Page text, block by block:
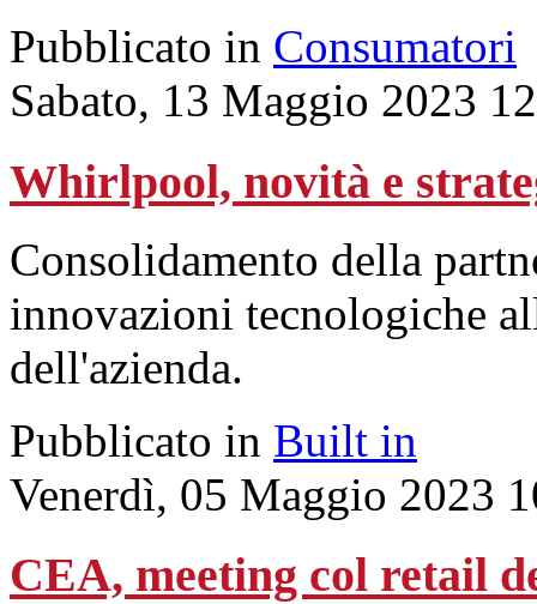
Pubblicato in Consumatori
Sabato, 13 Maggio 2023
Whirlpool, novità e
Consolidamento della
innovazioni tecnologiche
dell'azienda.
Pubblicato in Built in
Venerdì, 05 Maggio 2023
CEA, meeting col retail